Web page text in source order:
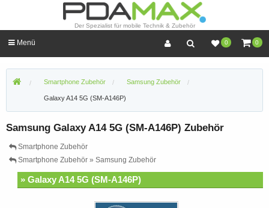
Der Spezialist für mobile Technik & Zubehör
0 0
Menü
Smartphone Zubehör Samsung Zubehör
Galaxy A14 5G (SM-A146P)
Samsung Galaxy A14 5G (SM-A146P) Zubehör
Smartphone Zubehör
Smartphone Zubehör » Samsung Zubehör
» Galaxy A14 5G (SM-A146P)